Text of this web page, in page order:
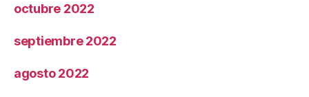
octubre 2022
septiembre 2022
agosto 2022